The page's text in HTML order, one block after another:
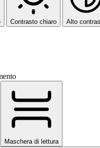
Contrasto chiaro Alto
Maschera di lettura